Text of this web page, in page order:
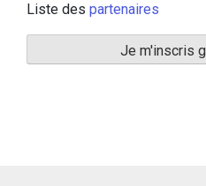
Liste des partenaires